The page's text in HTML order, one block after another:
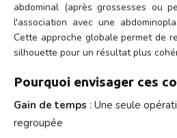
abdominal (après grossesses ou
l'association avec une
Cette approche globale permet de
silhouette pour un résultat plus
Pourquoi envisager ces
Gain de temps : Une seule
regroupée